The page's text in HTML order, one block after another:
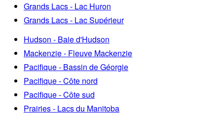
Grands Lacs - Lac Huron
Grands Lacs - Lac Supérieur
Hudson - Baie d'Hudson
Mackenzie - Fleuve Mackenzie
Pacifique - Bassin de Géorgie
Pacifique - Côte nord
Pacifique - Côte sud
Prairies - Lacs du Manitoba